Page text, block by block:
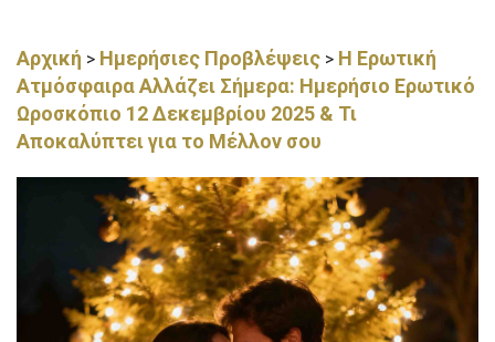
Αρχική > Ημερήσιες Προβλέψεις > Η Ερωτική
Ατμόσφαιρα Αλλάζει Σήμερα: Ημερήσιο Ερωτικό
Ωροσκόπιο 12 Δεκεμβρίου 2025 & Τι
Αποκαλύπτει για το Μέλλον σου